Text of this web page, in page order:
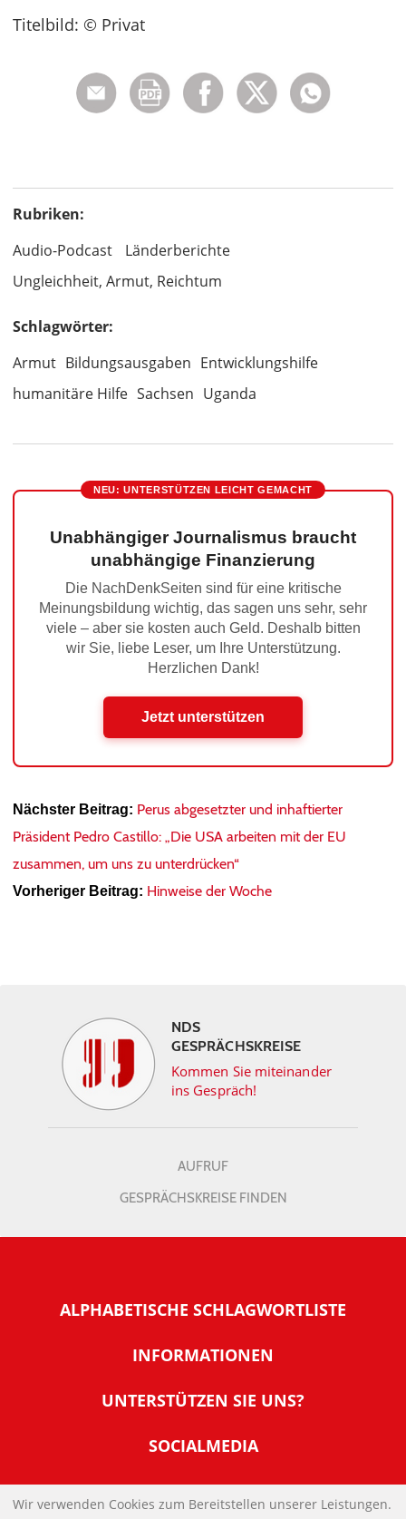
Titelbild: © Privat
Rubriken:
Audio-Podcast
Länderberichte
Ungleichheit, Armut, Reichtum
Schlagwörter:
Armut Bildungsausgaben Entwicklungshilfe
humanitäre Hilfe Sachsen Uganda
NEU: UNTERSTÜTZEN LEICHT GEMACHT
Unabhängiger Journalismus braucht
unabhängige Finanzierung
Die NachDenkSeiten sind für eine kritische
Meinungsbildung wichtig, das sagen uns sehr, sehr
viele – aber sie kosten auch Geld. Deshalb bitten
wir Sie, liebe Leser, um Ihre Unterstützung.
Herzlichen Dank!
Jetzt unterstützen
Nächster Beitrag: Perus abgesetzter und inhaftierter
Präsident Pedro Castillo: „Die USA arbeiten mit der EU
zusammen, um uns zu unterdrücken“
Vorheriger Beitrag: Hinweise der Woche
NDS
GESPRÄCHSKREISE
Kommen Sie miteinander
ins Gespräch!
AUFRUF
GESPRÄCHSKREISE FINDEN
ALPHABETISCHE SCHLAGWORTLISTE
INFORMATIONEN
Warum NachDenkSeiten
Tipps zur Nutzung der NachDenkSeiten
Banner und E-Mail-Signaturen
Links
UNTERSTÜTZEN SIE UNS?
Werden Sie Fördermitglied
SOCIALMEDIA
IMPRESSUM
Wir verwenden Cookies zum Bereitstellen unserer Leistungen.